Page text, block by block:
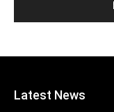
Latest News